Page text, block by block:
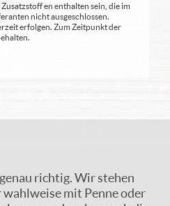
en enthalten sein, die im
nicht ausgeschlossen.
erfolgen. Zum Zeitpunkt der
richtig. Wir stehen
mit Penne oder